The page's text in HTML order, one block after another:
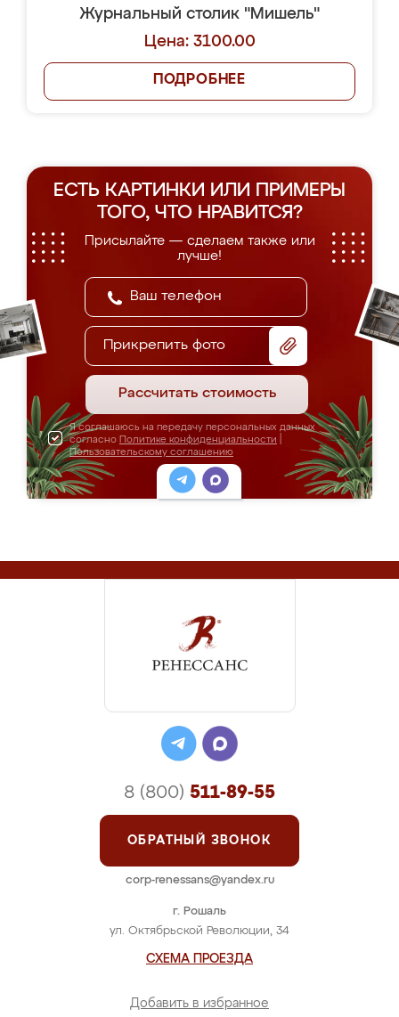
Журнальный столик "Мишель"
Цена: 3100.00
ПОДРОБНЕЕ
ЕСТЬ КАРТИНКИ ИЛИ ПРИМЕРЫ
ТОГО, ЧТО НРАВИТСЯ?
Присылайте — сделаем также или
лучше!
Прикрепить фото
Рассчитать стоимость
Я соглашаюсь на передачу персональных данных
согласно Политике конфиденциальности
Пользовательскому соглашению
г. Рошаль
ул. Октябрьской Революции, 34
СХЕМА ПРОЕЗДА
Добавить в избранное
8 (800) 511-89-55
ОБРАТНЫЙ ЗВОНОК
corp-renessans@yandex.ru